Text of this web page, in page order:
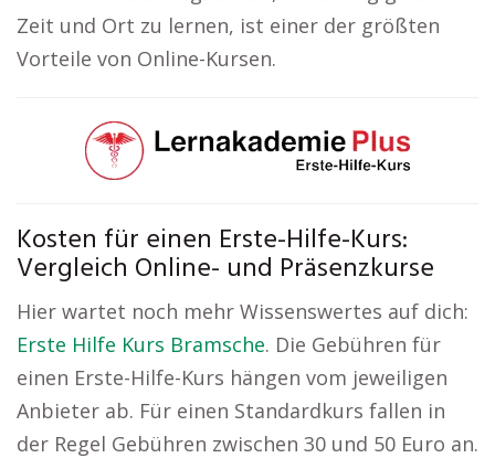
Zeit und Ort zu lernen, ist einer der größten
Vorteile von Online-Kursen.
Kosten für einen Erste-Hilfe-Kurs:
Vergleich Online- und Präsenzkurse
Hier wartet noch mehr Wissenswertes auf dich:
Erste Hilfe Kurs Bramsche. Die Gebühren für
einen Erste-Hilfe-Kurs hängen vom jeweiligen
Anbieter ab. Für einen Standardkurs fallen in
der Regel Gebühren zwischen 30 und 50 Euro an.